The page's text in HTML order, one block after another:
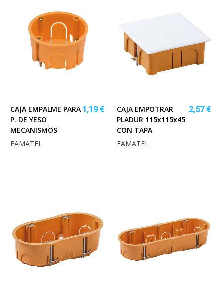
CAJA EMPALME PARA
P. DE YESO
MECANISMOS
1,19 €
FAMATEL
CAJA EMPOTRAR
PLADUR 115x115x45
CON TAPA
2,57 €
FAMATEL